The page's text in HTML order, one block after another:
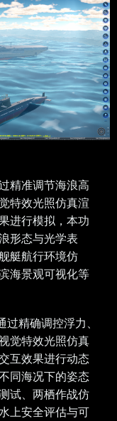
精准调节海浪高
特效光照仿真渲
进行模拟，本功
形态与光学表
艇航行环境仿
海景观可视化等
精确调控浮力、
觉特效光照仿真
互效果进行动态
同海况下的姿态
试、两栖作战仿
上安全评估与可